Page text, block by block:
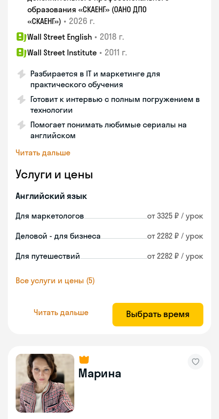
образования «СКАЕНГ» (ОАНО ДПО
«СКАЕНГ») • 2026 г.
Wall Street English • 2018 г.
Wall Street Institute • 2011 г.
Разбирается в IT и маркетинге для
практического обучения
Готовит к интервью с полным погружением в
технологии
Помогает понимать любимые сериалы на
английском
Читать дальше
Услуги и цены
Английский язык
Для маркетологов от 3325 ₽ / урок
Деловой - для бизнеса от 2282 ₽ / урок
Для путешествий от 2282 ₽ / урок
Все услуги и цены (5)
Читать дальше Выбрать время
Марина